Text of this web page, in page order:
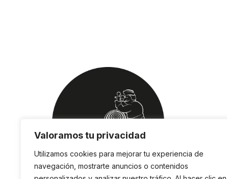
Valoramos tu privacidad
Utilizamos cookies para mejorar tu experiencia de
navegación, mostrarte anuncios o contenidos